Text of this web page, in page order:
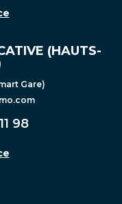
(HAUTS-
Gare)
98